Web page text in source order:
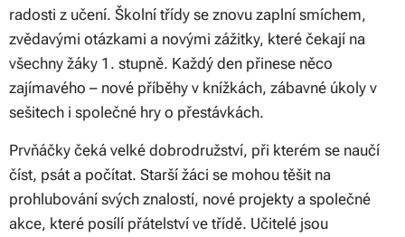
radosti z učení. Školní třídy se znovu zaplní smíchem,
zvědavými otázkami a novými zážitky, které čekají na
všechny žáky 1. stupně. Každý den přinese něco
zajímavého – nové příběhy v knížkách, zábavné úkoly v
sešitech i společné hry o přestávkách.
Prvňáčky čeká velké dobrodružství, při kterém se naučí
číst, psát a počítat. Starší žáci se mohou těšit na
prohlubování svých znalostí, nové projekty a společné
akce, které posílí přátelství ve třídě. Učitelé jsou